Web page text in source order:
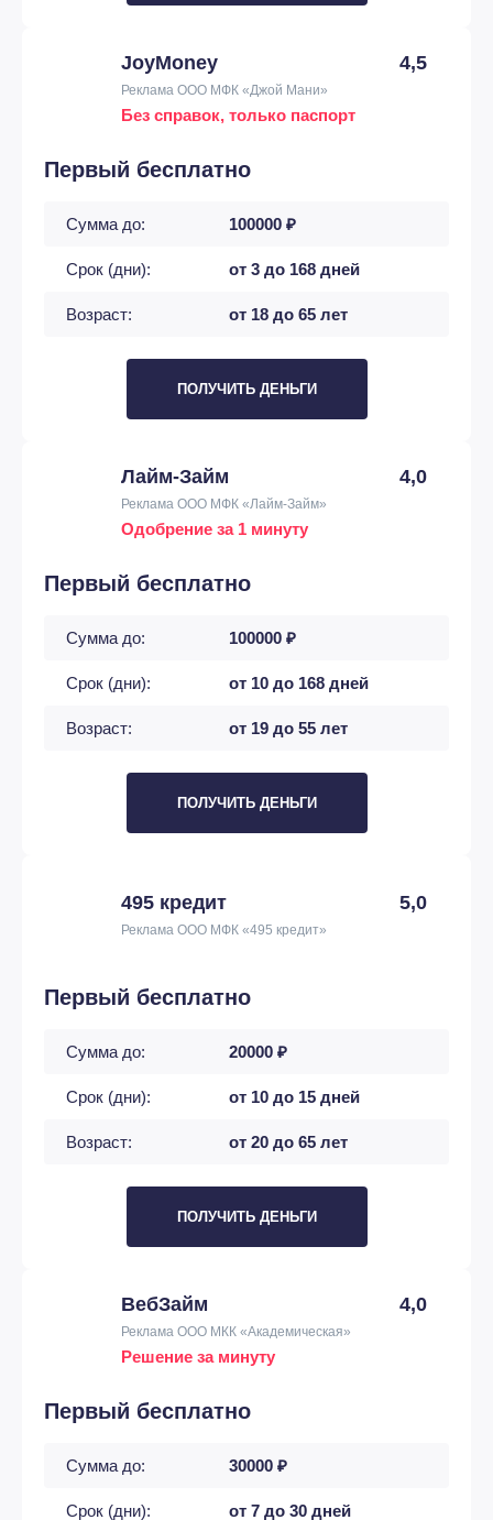
JoyMoney 4,5
Реклама ООО МФК «Джой Мани»
Без справок, только паспорт
Первый бесплатно
Сумма до: 100000 ₽
Срок (дни): от 3 до 168 дней
Возраст: от 18 до 65 лет
ПОЛУЧИТЬ ДЕНЬГИ
Лайм-Займ 4,0
Реклама ООО МФК «Лайм-Займ»
Одобрение за 1 минуту
Первый бесплатно
Сумма до: 100000 ₽
Срок (дни): от 10 до 168 дней
Возраст: от 19 до 55 лет
ПОЛУЧИТЬ ДЕНЬГИ
495 кредит 5,0
Реклама ООО МФК «495 кредит»
Первый бесплатно
Сумма до: 20000 ₽
Срок (дни): от 10 до 15 дней
Возраст: от 20 до 65 лет
ПОЛУЧИТЬ ДЕНЬГИ
ВебЗайм 4,0
Реклама ООО МКК «Академическая»
Решение за минуту
Первый бесплатно
Сумма до: 30000 ₽
Срок (дни): от 7 до 30 дней